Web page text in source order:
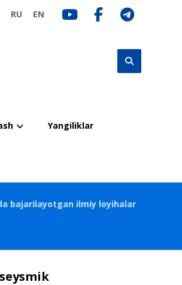
RU EN
Yangiliklar
bajarilayotgan ilmiy loyihalar